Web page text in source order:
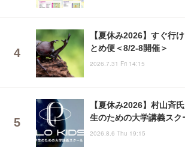
【夏休み2026】すぐ行
とめ便＜8/2-8開催＞
2026.7.31 Fri 14:15
【夏休み2026】村山斉
生のための大学講義スク
2026.8.6 Thu 19:15